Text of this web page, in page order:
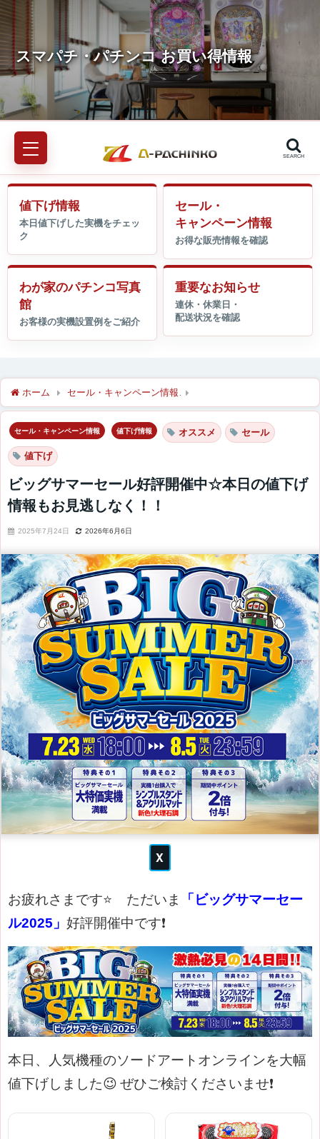
SEARCH
値下げ情報
セール・
キャンペーン情報
わが家のパチンコ写真
館
重要なお知らせ
ホーム セール・キャンペーン情報
セール・キャンペーン情報 値下げ情報 オススメ セール
値下げ
ビッグサマーセール好評開催中☆本日の値下げ
情報もお見逃しなく！！
2025年7月24日 2026年6月6日
お疲れさまです⭐ ただいま
「ビッグサマーセー
ル2025」 好評開催中です❗
本日、人気機種のソードアートオンラインを大幅
値下げしました😉 ぜひご検討くださいませ❗